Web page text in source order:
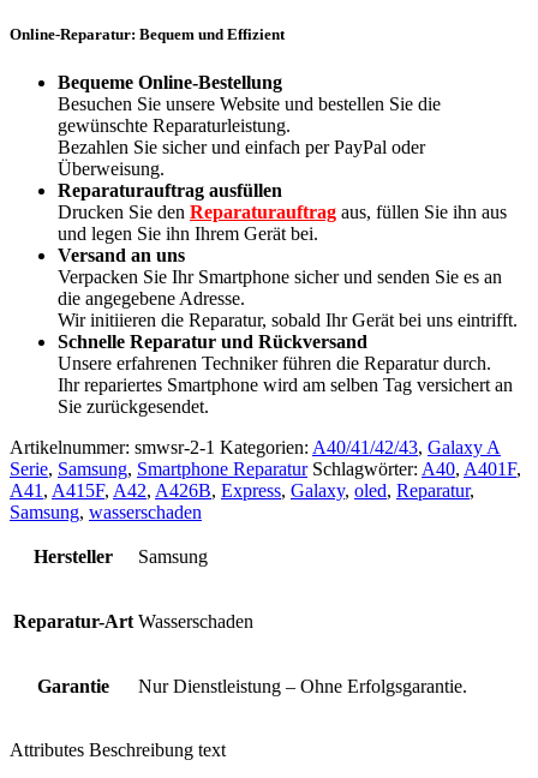
Online-Reparatur: Bequem und Effizient
Bequeme Online-Bestellung
Besuchen Sie unsere Website und bestellen Sie die
gewünschte Reparaturleistung.
Bezahlen Sie sicher und einfach per PayPal oder
Überweisung.
Reparaturauftrag ausfüllen
Drucken Sie den Reparaturauftrag aus, füllen Sie ihn aus
und legen Sie ihn Ihrem Gerät bei.
Versand an uns
Verpacken Sie Ihr Smartphone sicher und senden Sie es an
die angegebene Adresse.
Wir initiieren die Reparatur, sobald Ihr Gerät bei uns eintrifft.
Schnelle Reparatur und Rückversand
Unsere erfahrenen Techniker führen die Reparatur durch.
Ihr repariertes Smartphone wird am selben Tag versichert an
Sie zurückgesendet.
Artikelnummer: smwsr-2-1 Kategorien: A40/41/42/43, Galaxy A
Serie, Samsung, Smartphone Reparatur Schlagwörter: A40, A401F,
A41 , A415F, A42, A426B, Express, Galaxy, oled, Reparatur,
Samsung, wasserschaden
Hersteller Samsung
Reparatur-Art Wasserschaden
Garantie Nur Dienstleistung – Ohne Erfolgsgarantie.
Attributes Beschreibung text